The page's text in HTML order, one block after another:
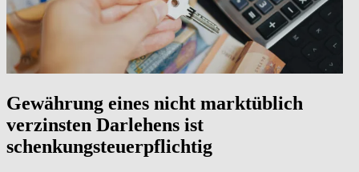
Gewährung eines nicht marktüblich
verzinsten Darlehens ist
schenkungsteuerpflichtig